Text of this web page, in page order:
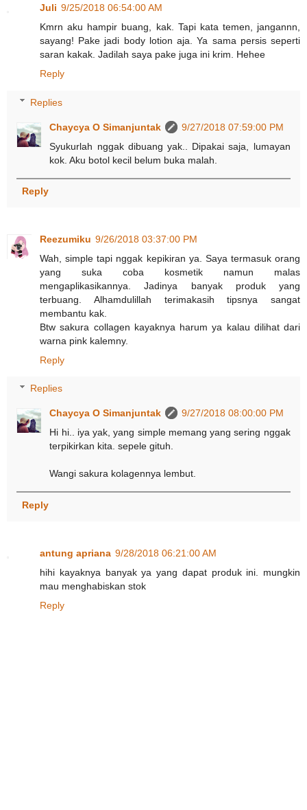
Juli 9/25/2018 06:54:00 AM
Kmrn aku hampir buang, kak. Tapi kata temen, jangannn,
sayang! Pake jadi body lotion aja. Ya sama persis seperti
saran kakak. Jadilah saya pake juga ini krim. Hehee
Reply
Replies
Chaycya O Simanjuntak
9/27/2018 07:59:00 PM
Syukurlah nggak dibuang yak.. Dipakai saja, lumayan
kok. Aku botol kecil belum buka malah.
Reply
Reezumiku 9/26/2018 03:37:00 PM
Wah, simple tapi nggak kepikiran ya. Saya termasuk orang
yang suka coba kosmetik namun malas
mengaplikasikannya. Jadinya banyak produk yang
terbuang. Alhamdulillah terimakasih tipsnya sangat
membantu kak.
Btw sakura collagen kayaknya harum ya kalau dilihat dari
warna pink kalemny.
Reply
Replies
Chaycya O Simanjuntak
9/27/2018 08:00:00 PM
Hi hi.. iya yak, yang simple memang yang sering nggak
terpikirkan kita. sepele gituh.
Wangi sakura kolagennya lembut.
Reply
antung apriana 9/28/2018 06:21:00 AM
hihi kayaknya banyak ya yang dapat produk ini. mungkin
mau menghabiskan stok
Reply